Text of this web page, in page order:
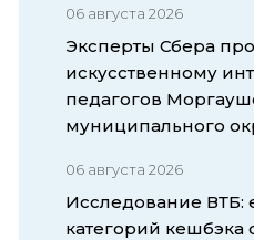
06 августа 2026
Эксперты Сбера
искусственному
педагогов
муниципального
06 августа 2026
Исследование
категорий кешбэка